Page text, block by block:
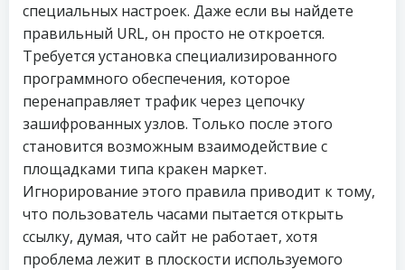
специальных настроек. Даже если вы найдете
правильный URL, он просто не откроется.
Требуется установка специализированного
программного обеспечения, которое
перенаправляет трафик через цепочку
зашифрованных узлов. Только после этого
становится возможным взаимодействие с
площадками типа кракен маркет.
Игнорирование этого правила приводит к тому,
что пользователь часами пытается открыть
ссылку, думая, что сайт не работает, хотя
проблема лежит в плоскости используемого